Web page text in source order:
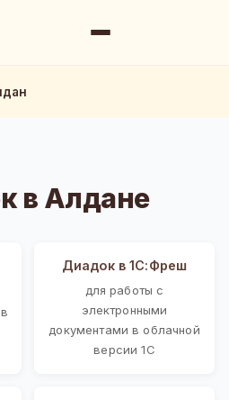
в Алдане
Диадок в 1С:Фреш
для работы с
электронными
документами в облачной
версии 1С